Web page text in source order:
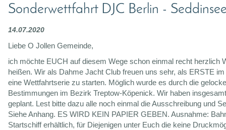
Sonderwettfahrt DJC Berlin -
14.07.2020
Liebe O Jollen Gemeinde,
ich möchte EUCH auf diesem Wege schon einmal recht herzlich
heißen. Wir als Dahme Jacht Club freuen uns sehr, als ERSTE
eine Wettfahrtserie zu starten. Möglich wurde es durch die
Bestimmungen im Bezirk Treptow-Köpenick. Wir haben
geplant. Lest bitte dazu alle noch einmal die Ausschreibung und
Siehe Anhang. ES WIRD KEIN PAPIER GEBEN. Ausnahme:
Startschiff erhältlich, für Diejenigen unter Euch die keine